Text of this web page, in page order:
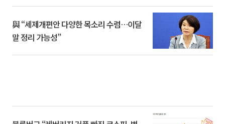
與 “세제개편안 다양한 목소리 수렴…이달
말 정리 가능성”